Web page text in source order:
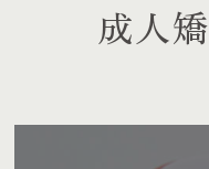
成人